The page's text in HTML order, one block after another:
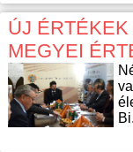
ÚJ
MEGYEI